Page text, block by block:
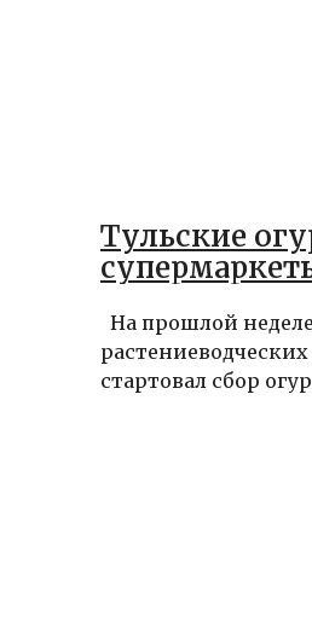
Тульские
На прошлой
стартовал сбор